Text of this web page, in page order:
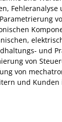
und
von
von
und